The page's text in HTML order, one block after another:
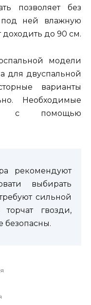
позволяет без
под ней влажную
доходить до 90 см.
модели
для двуспальной
варианты
Необходимые
с помощью
рекомендуют
выбирать
сильной
гвозди,
безопасны.